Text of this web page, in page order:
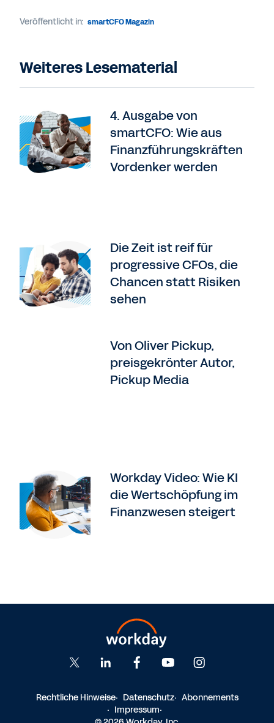
Veröffentlicht in: smartCFO Magazin
Weiteres Lesematerial
4. Ausgabe von
smartCFO: Wie aus
Finanzführungskräften
Vordenker werden
Die Zeit ist reif für
progressive CFOs, die
Chancen statt Risiken
sehen
Von Oliver Pickup,
preisgekrönter Autor,
Pickup Media
Workday Video: Wie KI
die Wertschöpfung im
Finanzwesen steigert
Rechtliche Hinweise Datenschutz
Abonnements
Impressum